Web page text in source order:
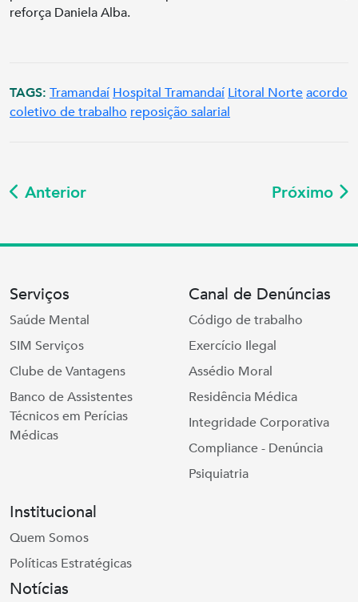
reforça Daniela Alba.
TAGS: TramandaíHospital TramandaíLitoral Norteacordo
coletivo de trabalhoreposição salarial
Anterior Próximo
Serviços
Saúde Mental
SIM Serviços
Clube de Vantagens
Banco de Assistentes
Técnicos em Perícias
Médicas
Canal de Denúncias
Código de trabalho
Exercício Ilegal
Assédio Moral
Residência Médica
Integridade Corporativa
Compliance - Denúncia
Psiquiatria
Institucional
Quem Somos
Políticas Estratégicas
Notícias